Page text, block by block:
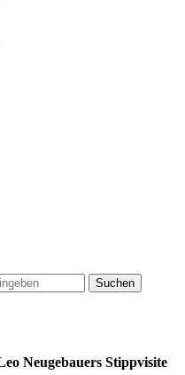
Suchen
Neugebauers Stippvisite